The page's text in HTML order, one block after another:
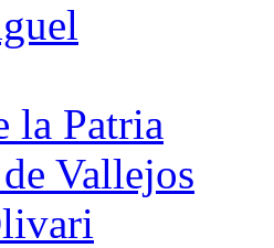
la Patria
Vallejos